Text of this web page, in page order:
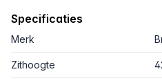
Specificaties
Merk
Zithoogte